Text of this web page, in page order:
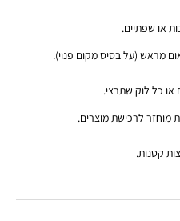
או שפתיים.
מראש (על בסיס מקום פנוי).
או כל לוק שתרצי.
מוחזר לרכישת מוצרים.
קטנות.